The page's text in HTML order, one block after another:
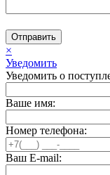
Отправить
×
Уведомить
Уведомить о
Ваше имя:
Номер телефона:
Ваш E-mail: